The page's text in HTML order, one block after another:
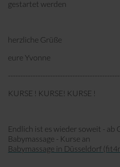
gestartet werden
herzliche Grüße
eure Yvonne
KURSE ! KURSE! KURSE !
Endlich ist es wieder soweit -
Babymassage - Kurse an
Babymassage in Düsseldorf